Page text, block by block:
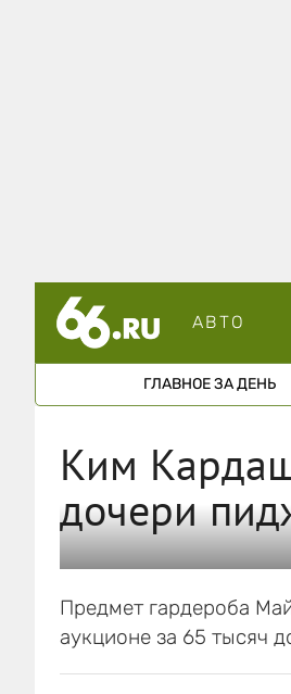
АВТО
ГЛАВНОЕ ЗА ДЕНЬ
Ким
дочери
Предмет гардероба
аукционе за 65 тысяч